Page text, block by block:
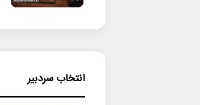
انتخاب سردبیر